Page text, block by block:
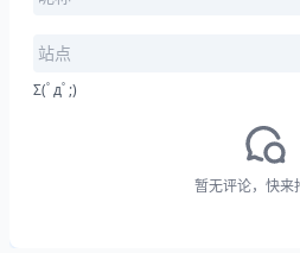
Σ(ﾟдﾟ;)
暂无评论，快来